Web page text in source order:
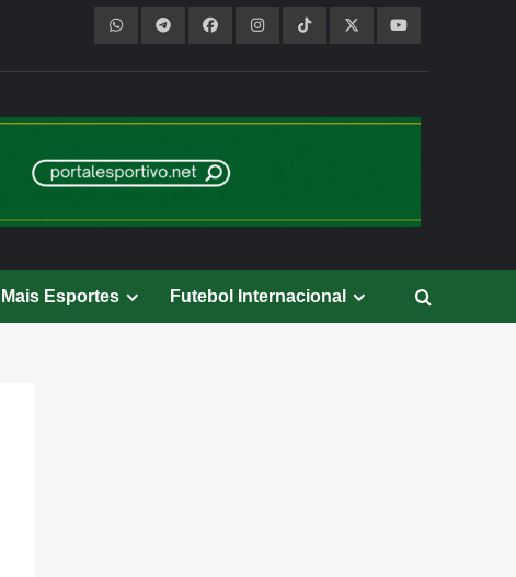
Mais Esportes Futebol Internacional